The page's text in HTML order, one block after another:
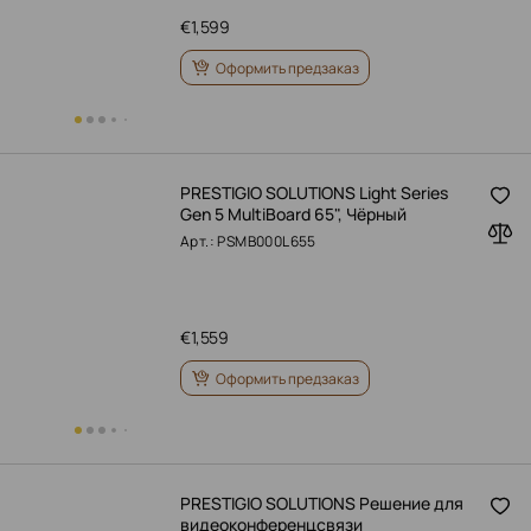
1,599
€
Оформить предзаказ
PRESTIGIO SOLUTIONS Light Series
Gen 5 MultiBoard 65", Чёрный
Арт.: PSMB000L655
1,559
€
Оформить предзаказ
PRESTIGIO SOLUTIONS Решение для
видеоконференцсвязи